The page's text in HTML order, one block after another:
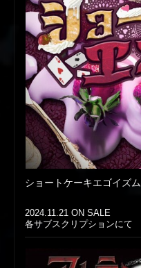
ショートケーキエゴイズム
2024.11.21 ON SALE
各サブスクリプションにて